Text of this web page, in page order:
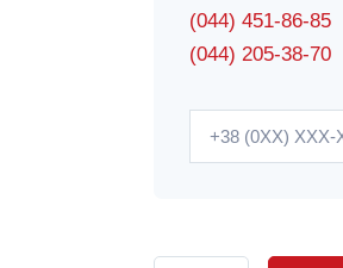
(044) 451-86-85
(044) 205-38-70